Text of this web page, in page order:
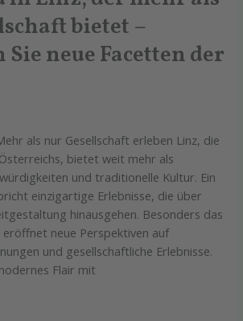
bietet –
Sie neue Facetten der
als nur Gesellschaft erleben Linz, die
bietet weit mehr als
und traditionelle Kultur. Ein
einzigartige Erlebnisse, die über
hinausgehen. Besonders das
neue Perspektiven auf
und gesellschaftliche Erlebnisse.
Flair mit